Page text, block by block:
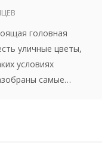
головная
уличные цветы,
условиях
самые